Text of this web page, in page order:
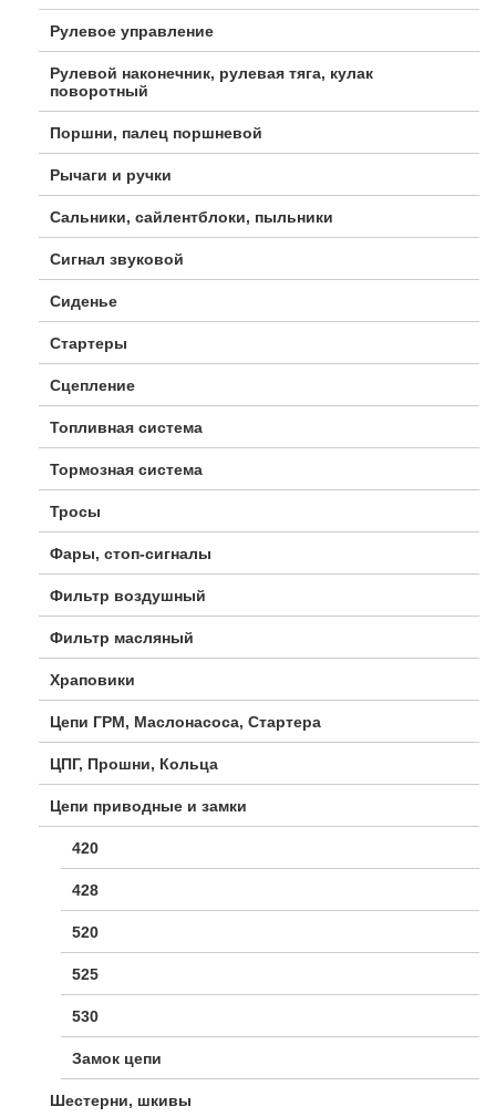
Рулевое управление
Рулевой наконечник, рулевая тяга, кулак
поворотный
Поршни, палец поршневой
Рычаги и ручки
Сальники, сайлентблоки, пыльники
Сигнал звуковой
Сиденье
Стартеры
Сцепление
Топливная система
Тормозная система
Тросы
Фары, стоп-сигналы
Фильтр воздушный
Фильтр масляный
Храповики
Цепи ГРМ, Маслонасоса, Стартера
ЦПГ, Прошни, Кольца
Цепи приводные и замки
420
428
520
525
530
Замок цепи
Шестерни, шкивы